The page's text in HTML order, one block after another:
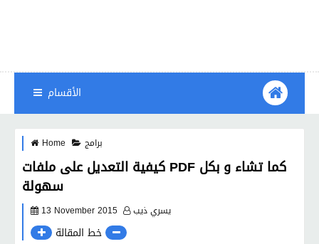
الأقسام
Home برامج
كيفية التعديل على ملفات PDF كما تشاء و بكل
سهولة
13 November 2015 يسري ذيب
خط المقالة